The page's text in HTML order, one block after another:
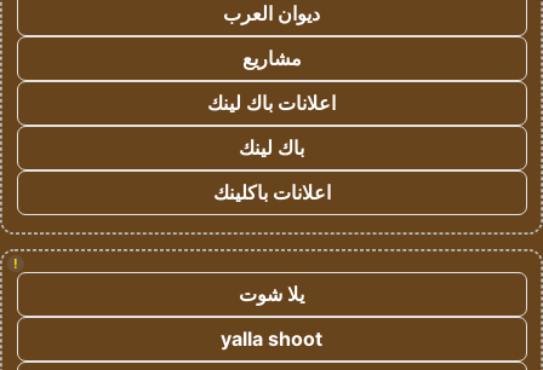
ديوان العرب
مشاريع
اعلانات باك لينك
باك لينك
اعلانات باكلينك
!
يلا شوت
yalla shoot